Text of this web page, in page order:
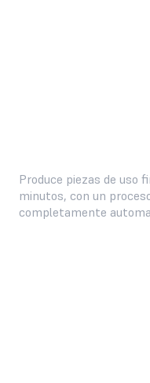
Produce piezas de uso
minutos, con un
completamente